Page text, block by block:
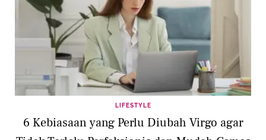
LIFESTYLE
6 Kebiasaan yang Perlu Diubah Virgo agar